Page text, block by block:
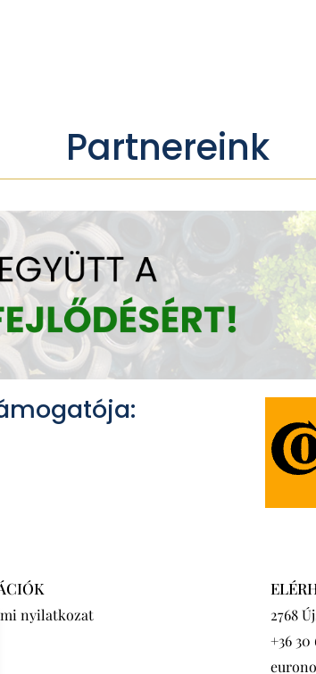
Partnereink
nyilatkozat
2768
+36 30